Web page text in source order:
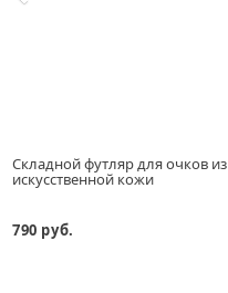
Складной футляр для очков из
искусственной кожи
790 руб.